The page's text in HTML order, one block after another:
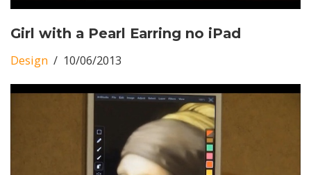
Girl with a Pearl Earring no iPad
Design 10/06/2013